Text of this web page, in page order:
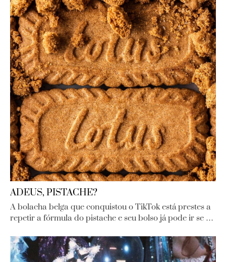
ADEUS, PISTACHE?
A bolacha belga que conquistou o TikTok está prestes a
repetir a fórmula do pistache e seu bolso já pode ir se …